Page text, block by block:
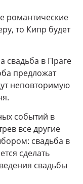
романтические
то Кипр будет
свадьба в Праге
предложат
неповторимую
событий в
все другие
свадьба в
сделать
свадьбы